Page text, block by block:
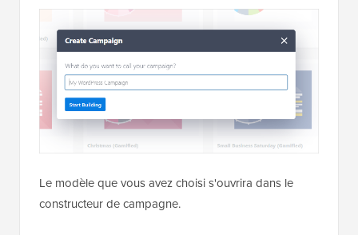
Le modèle que vous avez choisi s'ouvrira dans le
constructeur de campagne.